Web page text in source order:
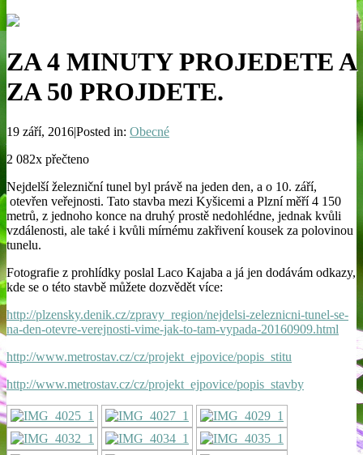
ZA 4 MINUTY PROJEDETE A
ZA 50 PROJDETE.
19 září, 2016|Posted in: Obecné
2 082x přečteno
Nejdelší železniční tunel byl právě na jeden den, a o 10. září,
otevřen veřejnosti. Tato stavba mezi Kyšicemi a Plzní měří 4 150
metrů, z jednoho konce na druhý prostě nedohlédne, jednak kvůli
vzdálenosti, ale také i kvůli mírnému zakřivení kousek za polovinou
tunelu.
Fotografie z prohlídky poslal Laco Kajaba a já jen dodávám odkazy,
kde se o této stavbě můžete dozvědět více:
http://plzensky.denik.cz/zpravy_region/nejdelsi-zeleznicni-tunel-se-
na-den-otevre-verejnosti-vime-jak-to-tam-vypada-20160909.html
http://www.metrostav.cz/cz/projekt_ejpovice/popis_stitu
http://www.metrostav.cz/cz/projekt_ejpovice/popis_stavby